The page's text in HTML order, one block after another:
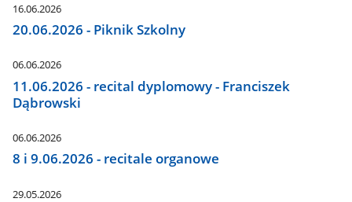
16.06.2026
20.06.2026 - Piknik Szkolny
06.06.2026
11.06.2026 - recital dyplomowy - Franciszek
Dąbrowski
06.06.2026
8 i 9.06.2026 - recitale organowe
29.05.2026